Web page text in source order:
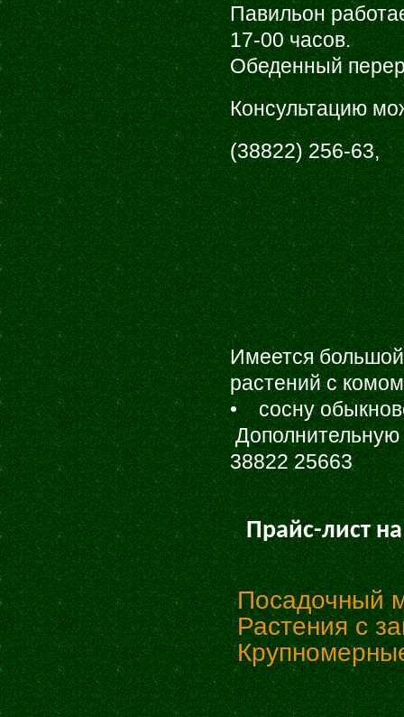
Павильон
17-00 часов.
Обеденный
Консультацию
(38822) 256-63,
Имеется
растений с
• сосну
38822 25663
Прайс-лист
Поcадочный
Растения с